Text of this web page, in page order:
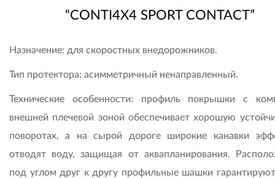
“CONTI4X4 SPORT CONTACT”
Назначение: для скоростных внедорожников.
Тип протектора: асимметричный ненаправленный.
Технические особенности: профиль покрышки с
внешней плечевой зоной обеспечивает хорошую
поворотах, а на сырой дороге широкие канавки
отводят воду, защищая от аквапланирования.
под углом друг к другу профильные шашки